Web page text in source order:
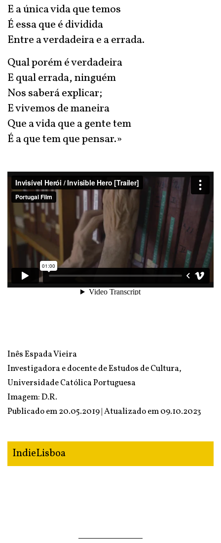
E a única vida que temos
É essa que é dividida
Entre a verdadeira e a errada.
Qual porém é verdadeira
E qual errada, ninguém
Nos saberá explicar;
E vivemos de maneira
Que a vida que a gente tem
É a que tem que pensar.»
Inês Espada Vieira
Investigadora e docente de Estudos de Cultura,
Universidade Católica Portuguesa
Imagem: D.R.
Publicado em 20.05.2019 | Atualizado em09.10.2023
IndieLisboa